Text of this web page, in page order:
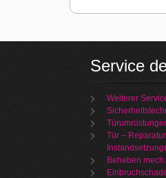
Service
Weiterer
Tür –
Beheben